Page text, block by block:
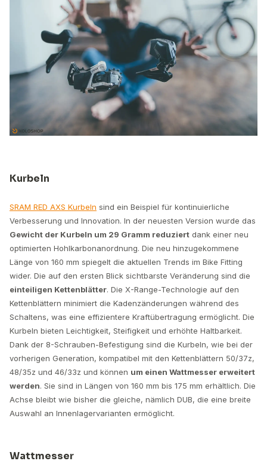
Kurbeln
SRAM RED AXS Kurbeln sind ein Beispiel für kontinuierliche
Verbesserung und Innovation. In der neuesten Version wurde das
Gewicht der Kurbeln um 29 Gramm reduziert dank einer neu
optimierten Hohlkarbonanordnung. Die neu hinzugekommene
Länge von 160 mm spiegelt die aktuellen Trends im Bike Fitting
wider. Die auf den ersten Blick sichtbarste Veränderung sind die
einteiligen Kettenblätter. Die X-Range-Technologie auf den
Kettenblättern minimiert die Kadenzänderungen während des
Schaltens, was eine effizientere Kraftübertragung ermöglicht. Die
Kurbeln bieten Leichtigkeit, Steifigkeit und erhöhte Haltbarkeit.
Dank der 8-Schrauben-Befestigung sind die Kurbeln, wie bei der
vorherigen Generation, kompatibel mit den Kettenblättern 50/37z,
48/35z und 46/33z und können um einen Wattmesser erweitert
werden. Sie sind in Längen von 160 mm bis 175 mm erhältlich. Die
Achse bleibt wie bisher die gleiche, nämlich DUB, die eine breite
Auswahl an Innenlagervarianten ermöglicht.
Wattmesser